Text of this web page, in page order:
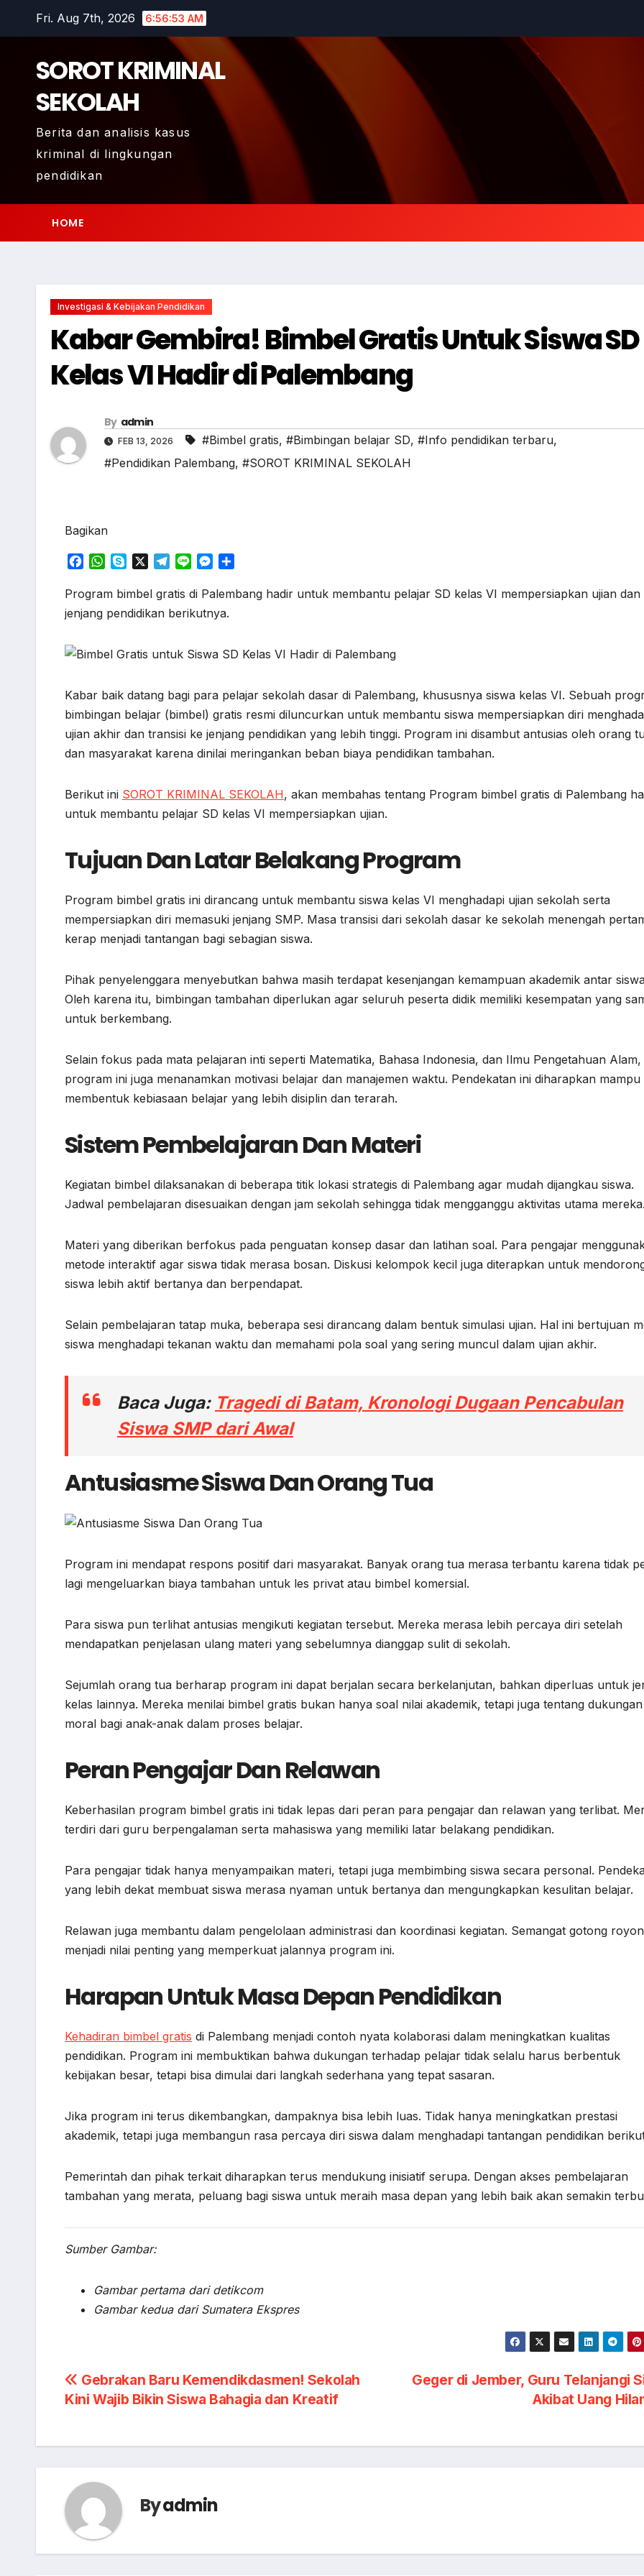
Fri. Aug 7th, 2026 6:56:54 AM
SOROT KRIMINAL
SEKOLAH
Berita dan analisis kasus
kriminal di lingkungan
pendidikan
HOME
Investigasi & Kebijakan Pendidikan
Kabar Gembira! Bimbel Gratis Untuk Siswa SD
Kelas VI Hadir di Palembang
By admin
FEB 13, 2026 #Bimbel gratis, #Bimbingan belajar SD, #Info pendidikan terbaru,
#Pendidikan Palembang, #SOROT KRIMINAL SEKOLAH
Bagikan
c
e
o
W
a
t
s
p
y
p
T
l
e
a
n
e
M
s
s
e
g
a
Program bimbel gratis di Palembang hadir untuk membantu pelajar SD kelas VI mempersiapkan ujian dan
jenjang pendidikan berikutnya.
Kabar baik datang bagi para pelajar sekolah dasar di Palembang, khususnya siswa kelas VI. Sebuah
bimbingan belajar (bimbel) gratis resmi diluncurkan untuk membantu siswa mempersiapkan diri
ujian akhir dan transisi ke jenjang pendidikan yang lebih tinggi. Program ini disambut antusias oleh orang
dan masyarakat karena dinilai meringankan beban biaya pendidikan tambahan.
Berikut ini SOROT KRIMINAL SEKOLAH, akan membahas tentang Program bimbel gratis di Palembang
untuk membantu pelajar SD kelas VI mempersiapkan ujian.
Tujuan Dan Latar Belakang Program
Program bimbel gratis ini dirancang untuk membantu siswa kelas VI menghadapi ujian sekolah serta
mempersiapkan diri memasuki jenjang SMP. Masa transisi dari sekolah dasar ke sekolah menengah
kerap menjadi tantangan bagi sebagian siswa.
Pihak penyelenggara menyebutkan bahwa masih terdapat kesenjangan kemampuan akademik antar
Oleh karena itu, bimbingan tambahan diperlukan agar seluruh peserta didik memiliki kesempatan yang
untuk berkembang.
Selain fokus pada mata pelajaran inti seperti Matematika, Bahasa Indonesia, dan Ilmu Pengetahuan Alam,
program ini juga menanamkan motivasi belajar dan manajemen waktu. Pendekatan ini diharapkan mampu
membentuk kebiasaan belajar yang lebih disiplin dan terarah.
Sistem Pembelajaran Dan Materi
Kegiatan bimbel dilaksanakan di beberapa titik lokasi strategis di Palembang agar mudah dijangkau siswa.
Jadwal pembelajaran disesuaikan dengan jam sekolah sehingga tidak mengganggu aktivitas utama mereka.
Materi yang diberikan berfokus pada penguatan konsep dasar dan latihan soal. Para pengajar
metode interaktif agar siswa tidak merasa bosan. Diskusi kelompok kecil juga diterapkan untuk
siswa lebih aktif bertanya dan berpendapat.
Selain pembelajaran tatap muka, beberapa sesi dirancang dalam bentuk simulasi ujian. Hal ini bertujuan
siswa menghadapi tekanan waktu dan memahami pola soal yang sering muncul dalam ujian akhir.
Baca Juga: Tragedi di Batam, Kronologi Dugaan Pencabulan
Siswa SMP dari Awal
Antusiasme Siswa Dan Orang Tua
Program ini mendapat respons positif dari masyarakat. Banyak orang tua merasa terbantu karena tidak
lagi mengeluarkan biaya tambahan untuk les privat atau bimbel komersial.
Para siswa pun terlihat antusias mengikuti kegiatan tersebut. Mereka merasa lebih percaya diri setelah
mendapatkan penjelasan ulang materi yang sebelumnya dianggap sulit di sekolah.
Sejumlah orang tua berharap program ini dapat berjalan secara berkelanjutan, bahkan diperluas untuk
kelas lainnya. Mereka menilai bimbel gratis bukan hanya soal nilai akademik, tetapi juga tentang dukungan
moral bagi anak-anak dalam proses belajar.
Peran Pengajar Dan Relawan
Keberhasilan program bimbel gratis ini tidak lepas dari peran para pengajar dan relawan yang terlibat.
terdiri dari guru berpengalaman serta mahasiswa yang memiliki latar belakang pendidikan.
Para pengajar tidak hanya menyampaikan materi, tetapi juga membimbing siswa secara personal.
yang lebih dekat membuat siswa merasa nyaman untuk bertanya dan mengungkapkan kesulitan belajar.
Relawan juga membantu dalam pengelolaan administrasi dan koordinasi kegiatan. Semangat gotong
menjadi nilai penting yang memperkuat jalannya program ini.
Harapan Untuk Masa Depan Pendidikan
Kehadiran bimbel gratis di Palembang menjadi contoh nyata kolaborasi dalam meningkatkan kualitas
pendidikan. Program ini membuktikan bahwa dukungan terhadap pelajar tidak selalu harus berbentuk
kebijakan besar, tetapi bisa dimulai dari langkah sederhana yang tepat sasaran.
Jika program ini terus dikembangkan, dampaknya bisa lebih luas. Tidak hanya meningkatkan prestasi
akademik, tetapi juga membangun rasa percaya diri siswa dalam menghadapi tantangan pendidikan
Pemerintah dan pihak terkait diharapkan terus mendukung inisiatif serupa. Dengan akses pembelajaran
tambahan yang merata, peluang bagi siswa untuk meraih masa depan yang lebih baik akan semakin
Sumber Gambar:
Gambar pertama dari detikcom
Gambar kedua dari Sumatera Ekspres
Post
navigation
Geger di Jember, Guru Telanjangi
Akibat Uang
Gebrakan Baru Kemendikdasmen! Sekolah
Kini Wajib Bikin Siswa Bahagia dan Kreatif
Byadmin